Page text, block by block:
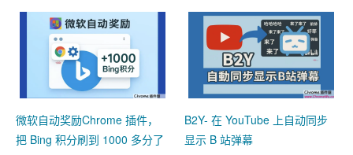
微软自动奖励Chrome 插件，
把 Bing 积分刷到 1000 多分了
B2Y- 在 YouTube 上自动同步
显示 B 站弹幕